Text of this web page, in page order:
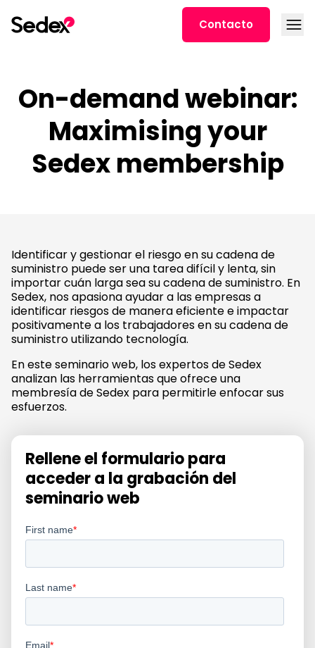
Contacto Abrir
On-demand webinar:
Maximising your
Sedex membership
Identificar y gestionar el riesgo en su cadena de
suministro puede ser una tarea difícil y lenta, sin
importar cuán larga sea su cadena de suministro. En
Sedex, nos apasiona ayudar a las empresas a
identificar riesgos de manera eficiente e impactar
positivamente a los trabajadores en su cadena de
suministro utilizando tecnología.
En este seminario web, los expertos de Sedex
analizan las herramientas que ofrece una
membresía de Sedex para permitirle enfocar sus
esfuerzos.
Rellene el formulario para
acceder a la grabación del
seminario web